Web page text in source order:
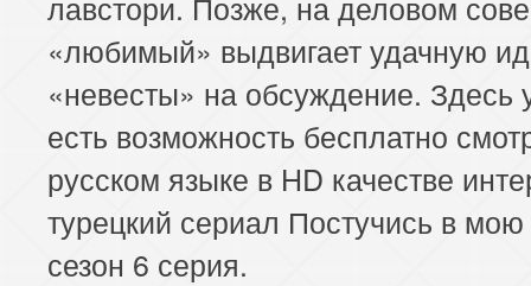
«любимый» выдвигает удачную
«невесты» на обсуждение. Здесь
есть возможность бесплатно
русском языке в HD качестве
турецкий сериал Постучись в
сезон 6 серия.